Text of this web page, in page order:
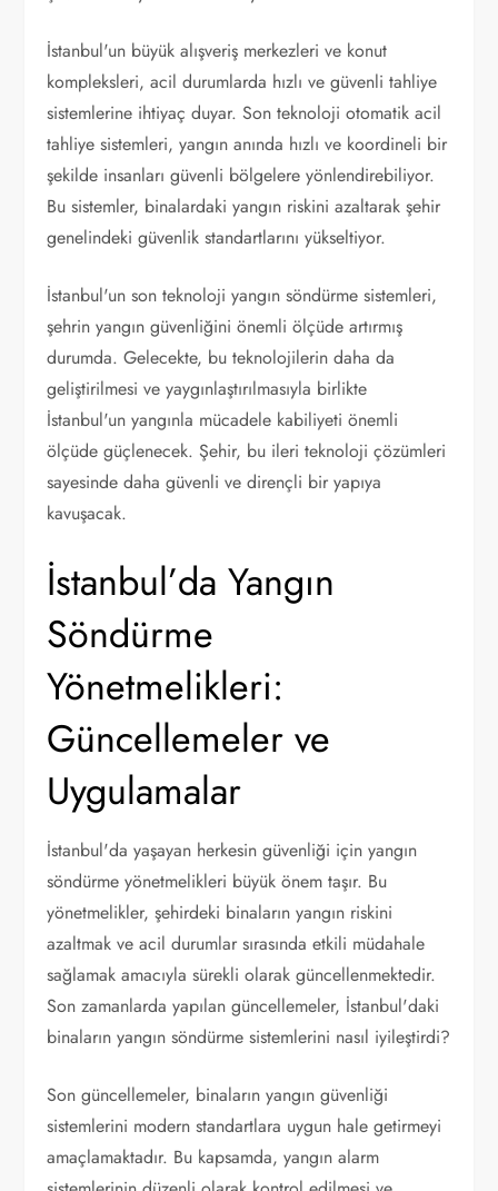
İstanbul'un büyük alışveriş merkezleri ve konut
kompleksleri, acil durumlarda hızlı ve güvenli tahliye
sistemlerine ihtiyaç duyar. Son teknoloji otomatik acil
tahliye sistemleri, yangın anında hızlı ve koordineli bir
şekilde insanları güvenli bölgelere yönlendirebiliyor.
Bu sistemler, binalardaki yangın riskini azaltarak şehir
genelindeki güvenlik standartlarını yükseltiyor.
İstanbul'un son teknoloji yangın söndürme sistemleri,
şehrin yangın güvenliğini önemli ölçüde artırmış
durumda. Gelecekte, bu teknolojilerin daha da
geliştirilmesi ve yaygınlaştırılmasıyla birlikte
İstanbul'un yangınla mücadele kabiliyeti önemli
ölçüde güçlenecek. Şehir, bu ileri teknoloji çözümleri
sayesinde daha güvenli ve dirençli bir yapıya
kavuşacak.
İstanbul’da Yangın
Söndürme
Yönetmelikleri:
Güncellemeler ve
Uygulamalar
İstanbul'da yaşayan herkesin güvenliği için yangın
söndürme yönetmelikleri büyük önem taşır. Bu
yönetmelikler, şehirdeki binaların yangın riskini
azaltmak ve acil durumlar sırasında etkili müdahale
sağlamak amacıyla sürekli olarak güncellenmektedir.
Son zamanlarda yapılan güncellemeler, İstanbul'daki
binaların yangın söndürme sistemlerini nasıl iyileştirdi?
Son güncellemeler, binaların yangın güvenliği
sistemlerini modern standartlara uygun hale getirmeyi
amaçlamaktadır. Bu kapsamda, yangın alarm